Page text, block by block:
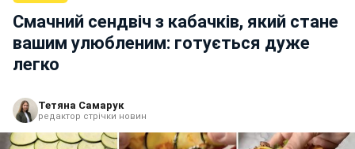
Смачний сендвіч з кабачків, який стане
вашим улюбленим: готується дуже
легко
Тетяна Самарук
редактор стрічки новин